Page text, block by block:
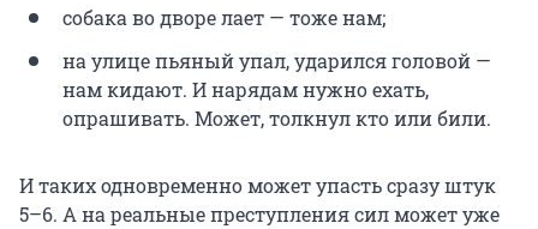
собака во дворе лает — тоже нам;
на улице пьяный упал, ударился головой —
нам кидают. И нарядам нужно ехать,
опрашивать. Может, толкнул кто или били.
И таких одновременно может упасть сразу штук
5–6. А на реальные преступления сил может уже